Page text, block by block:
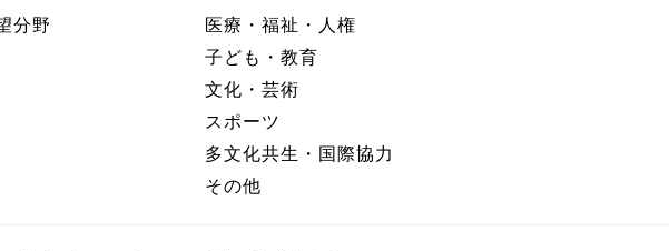
分野
医療・福祉・人権
子ども・教育
文化・芸術
スポーツ
多文化共生・国際協力
その他